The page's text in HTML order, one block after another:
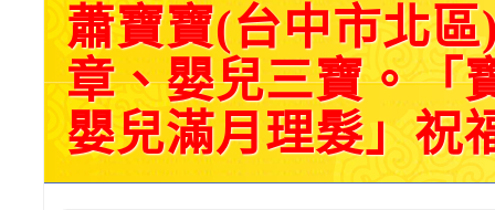
蕭寶寶(台中市北
章、嬰兒三寶。「
嬰兒滿月理髮」祝